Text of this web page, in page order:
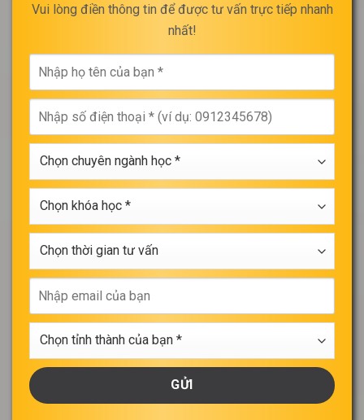
Vui lòng điền thông tin để được tư vấn trực tiếp nhanh
nhất!
họ
tên
của
bạn
*
số
điện
thoại
chuyên
ngành
học
khóa
học
thời
gian
tư
vấnemail
của
bạn
tỉnh
thành
của
bạn